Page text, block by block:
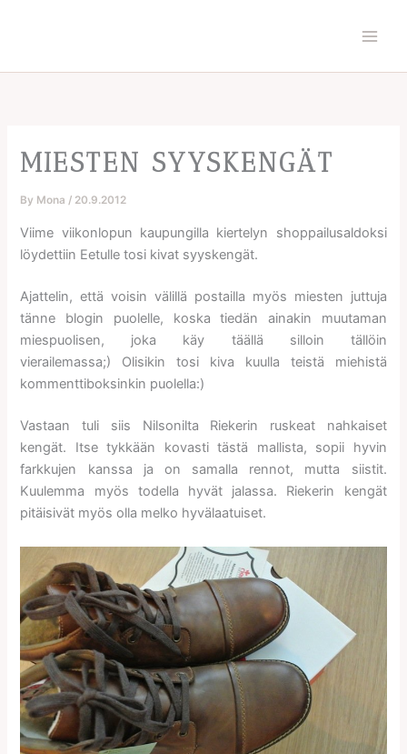
MIESTEN SYYSKENGÄT
By Mona / 20.9.2012
Viime viikonlopun kaupungilla kiertelyn shoppailusaldoksi
löydettiin Eetulle tosi kivat syyskengät.
Ajattelin, että voisin välillä postailla myös miesten juttuja
tänne blogin puolelle, koska tiedän ainakin muutaman
miespuolisen, joka käy täällä silloin tällöin
vierailemassa;) Olisikin tosi kiva kuulla teistä miehistä
kommenttiboksinkin puolella:)
Vastaan tuli siis Nilsonilta Riekerin ruskeat nahkaiset
kengät. Itse tykkään kovasti tästä mallista, sopii hyvin
farkkujen kanssa ja on samalla rennot, mutta siistit.
Kuulemma myös todella hyvät jalassa. Riekerin kengät
pitäisivät myös olla melko hyvälaatuiset.